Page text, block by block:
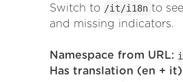
Do-not-disturb
Switch to /it/i18n to
and missing indicators.
Namespace from URL:
Has translation (en +